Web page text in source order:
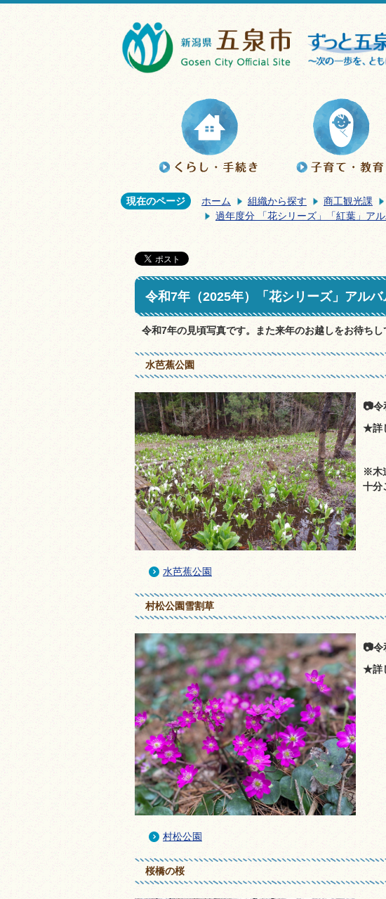
現在のページ ホーム 組織から探す 商工観光課
過年度分 「花シリーズ」「紅葉」ア
令和7年（2025年）「花シリーズ」アルバ
令和7年の見頃写真です。また来年のお越しをお待ちし
水芭蕉公園
📷令
★詳
※木
十分
水芭蕉公園
村松公園雪割草
📷令
★詳
村松公園
桜橋の桜